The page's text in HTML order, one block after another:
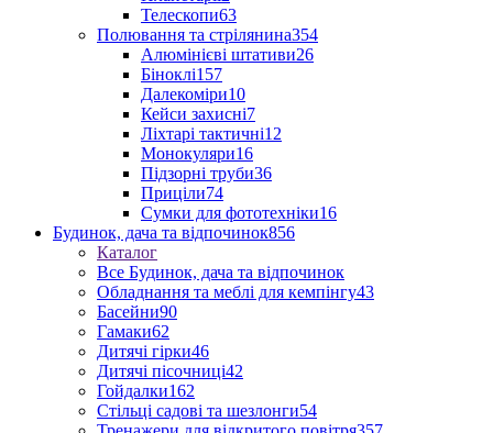
Телескопи63
Полювання та стрілянина354
Алюмінієві штативи26
Біноклі157
Далекоміри10
Кейси захисні7
Ліхтарі тактичні12
Монокуляри16
Підзорні труби36
Приціли74
Сумки для фототехніки16
Будинок, дача та відпочинок856
Каталог
Все Будинок, дача та відпочинок
Обладнання та меблі для кемпінгу43
Басейни90
Гамаки62
Дитячі гірки46
Дитячі пісочниці42
Гойдалки162
Стільці садові та шезлонги54